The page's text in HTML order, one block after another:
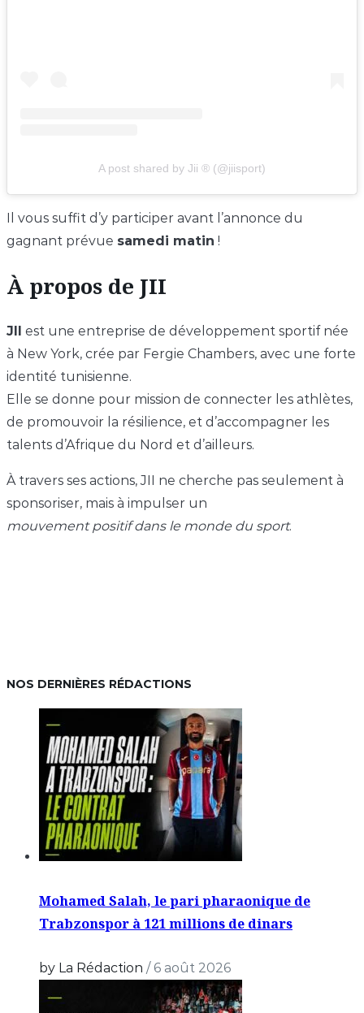
A post shared by Jii ® (@jiisport)
Il vous suffit d’y participer avant l’annonce du
gagnant prévue samedi matin !
À propos de JII
JII est une entreprise de développement sportif née
à New York, crée par Fergie Chambers, avec une forte
identité tunisienne.
Elle se donne pour mission de connecter les athlètes,
de promouvoir la résilience, et d’accompagner les
talents d’Afrique du Nord et d’ailleurs.
À travers ses actions, JII ne cherche pas seulement à
sponsoriser, mais à impulser un
mouvement positif dans le monde du sport.
NOS DERNIÈRES RÉDACTIONS
Mohamed Salah, le pari pharaonique de
Trabzonspor à 121 millions de dinars
by La Rédaction / 6 août 2026